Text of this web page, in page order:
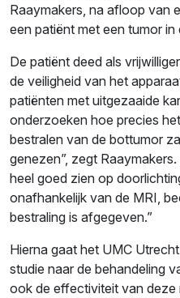
Raaymakers, na afloop van
een patiënt met een tumor in
De patiënt deed als
de veiligheid van het
patiënten met uitgezaaide
onderzoeken hoe precies
bestralen van de bottumor
genezen”, zegt
heel goed zien op
onafhankelijk van de MRI,
bestraling is afgegeven.”
Hierna gaat het UMC
studie naar de behandeling
ook de effectiviteit van deze